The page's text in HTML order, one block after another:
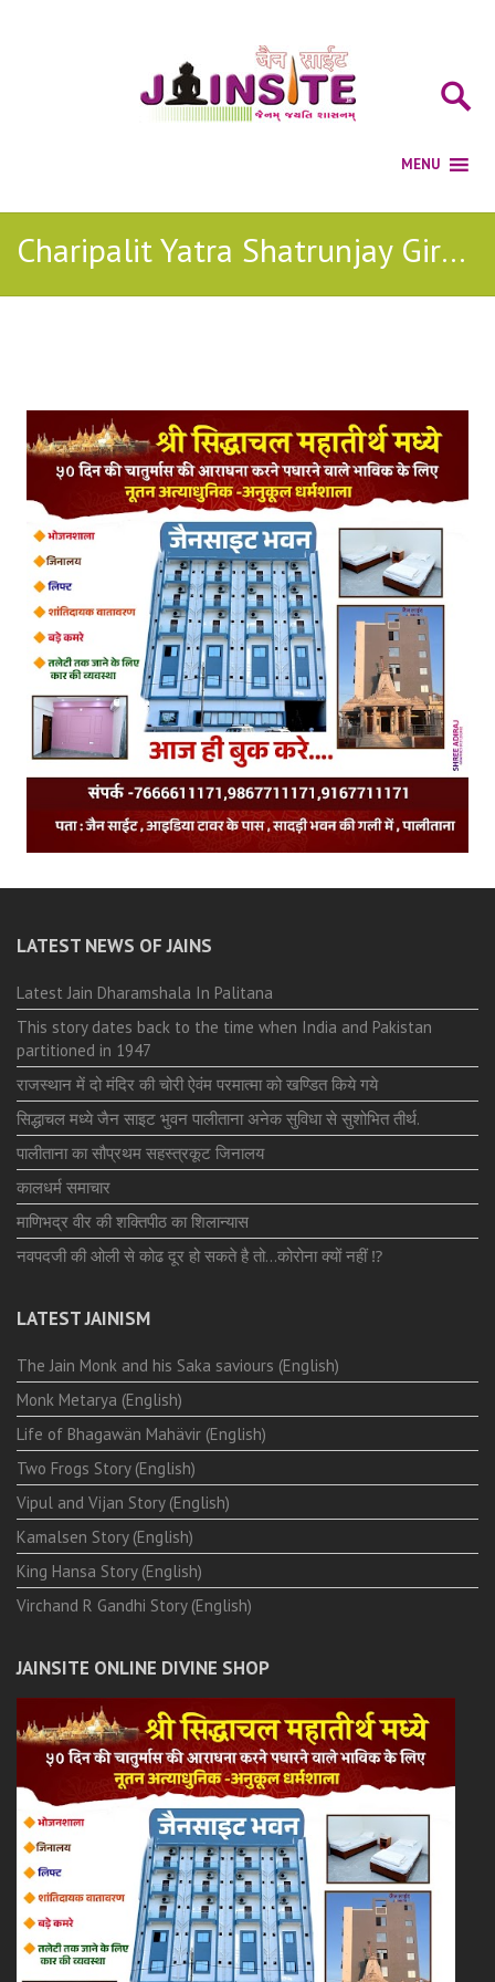
Charipalit Yatra Shatrunjay Girnar- SHETRUNJAYE ADINATH GIRNARE NEMINATH SONG
LATEST NEWS OF JAINS
Latest Jain Dharamshala In Palitana
This story dates back to the time when India and Pakistan
partitioned in 1947
राजस्थान में दो मंदिर की चोरी ऐवंम परमात्मा को खण्डित किये गये
सिद्धाचल मध्ये जैन साइट भुवन पालीताना अनेक सुविधा से सुशोभित तीर्थ.
पालीताना का सौप्रथम सहस्त्रकूट जिनालय
कालधर्म समाचार
माणिभद्र वीर की शक्तिपीठ का शिलान्यास
नवपदजी की ओली से कोढ दूर हो सकते है तो…कोरोना क्यों नहीं ⁉️
LATEST JAINISM
The Jain Monk and his Saka saviours (English)
Monk Metarya (English)
Life of Bhagawän Mahävir (English)
Two Frogs Story (English)
Vipul and Vijan Story (English)
Kamalsen Story (English)
King Hansa Story (English)
Virchand R Gandhi Story (English)
JAINSITE ONLINE DIVINE SHOP